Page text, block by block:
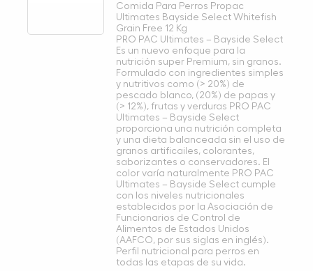
Comida Para Perros Propac
Ultimates Bayside Select Whitefish
Grain Free 12 Kg
PRO PAC Ultimates – Bayside Select
Es un nuevo enfoque para la
nutrición super Premium, sin granos.
Formulado con ingredientes simples
y nutritivos como (> 20%) de
pescado blanco, (20%) de papas y
(> 12%), frutas y verduras PRO PAC
Ultimates – Bayside Select
proporciona una nutrición completa
y una dieta balanceada sin el uso de
granos artificailes, colorantes,
saborizantes o conservadores. El
color varía naturalmente PRO PAC
Ultimates – Bayside Select cumple
con los niveles nutricionales
establecidos por la Asociación de
Funcionarios de Control de
Alimentos de Estados Unidos
(AAFCO, por sus siglas en inglés).
Perfil nutricional para perros en
todas las etapas de su vida.